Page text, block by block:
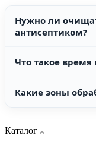
Нужно ли
антисептиком?
Да, видимая
наносят
Что такое время
Это период, в
Какие зоны
тележки,
Каталог